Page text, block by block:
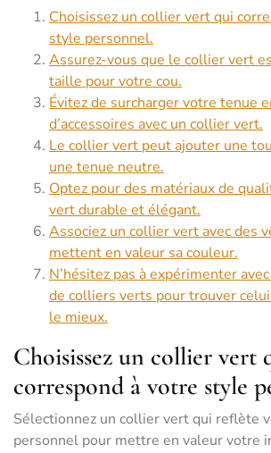
Choisissez un collier vert qui
style personnel.
Assurez-vous que le collier vert
taille pour votre cou.
Évitez de surcharger votre tenue
d’accessoires avec un collier vert.
Le collier vert peut ajouter une
une tenue neutre.
Optez pour des matériaux de
vert durable et élégant.
Associez un collier vert avec des
mettent en valeur sa couleur.
N’hésitez pas à expérimenter
de colliers verts pour trouver
le mieux.
Choisissez un collier vert
correspond à votre style
Sélectionnez un collier vert qui reflète
personnel pour mettre en valeur votre